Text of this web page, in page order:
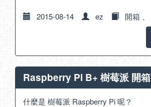
2015-08-14 ez 開箱
Raspberry Pi B+ 樹莓派 開箱
什麼是 樹莓派 Raspberry Pi 呢？